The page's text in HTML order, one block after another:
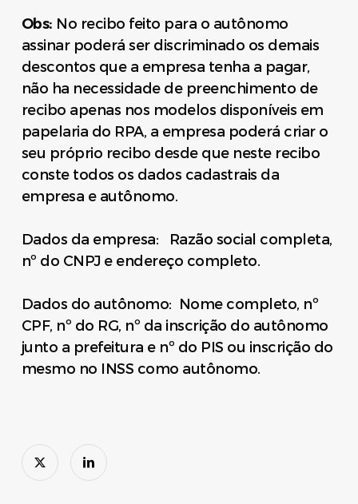
Obs: No recibo feito para o autônomo
assinar poderá ser discriminado os demais
descontos que a empresa tenha a pagar,
não ha necessidade de preenchimento de
recibo apenas nos modelos disponíveis em
papelaria do RPA, a empresa poderá criar o
seu próprio recibo desde que neste recibo
conste todos os dados cadastrais da
empresa e autônomo.
Dados da empresa: Razão social completa,
nº do CNPJ e endereço completo.
Dados do autônomo: Nome completo, nº
CPF, nº do RG, nº da inscrição do autônomo
junto a prefeitura e nº do PIS ou inscrição do
mesmo no INSS como autônomo.